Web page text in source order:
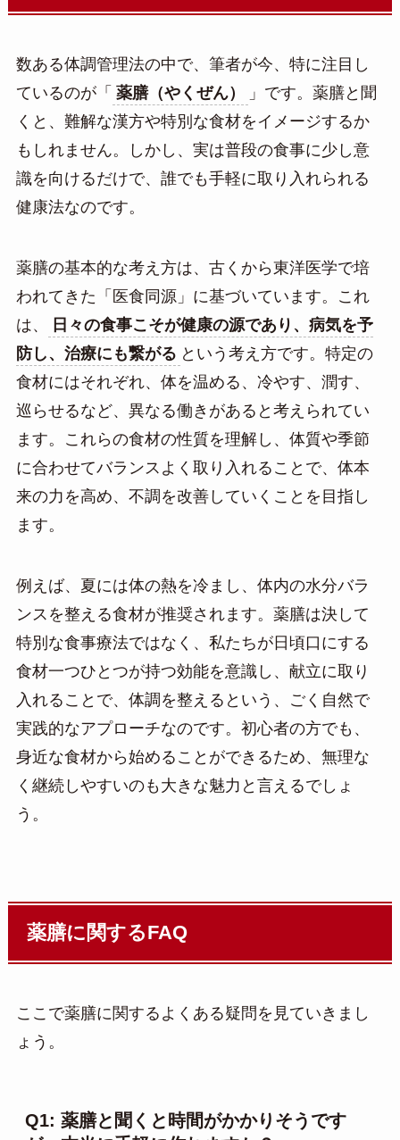
数ある体調管理法の中で、筆者が今、特に注目し
ているのが「 薬膳（やくぜん）
」です。薬膳と聞
くと、難解な漢方や特別な食材をイメージするか
もしれません。しかし、実は普段の食事に少し意
識を向けるだけで、誰でも手軽に取り入れられる
健康法なのです。
薬膳の基本的な考え方は、古くから東洋医学で培
われてきた「医食同源」に基づいています。これ
は、
日々の食事こそが健康の源であり、病気を予
防し、治療にも繋がる という考え方です。特定の
食材にはそれぞれ、体を温める、冷やす、潤す、
巡らせるなど、異なる働きがあると考えられてい
ます。これらの食材の性質を理解し、体質や季節
に合わせてバランスよく取り入れることで、体本
来の力を高め、不調を改善していくことを目指し
ます。
例えば、夏には体の熱を冷まし、体内の水分バラ
ンスを整える食材が推奨されます。薬膳は決して
特別な食事療法ではなく、私たちが日頃口にする
食材一つひとつが持つ効能を意識し、献立に取り
入れることで、体調を整えるという、ごく自然で
実践的なアプローチなのです。初心者の方でも、
身近な食材から始めることができるため、無理な
く継続しやすいのも大きな魅力と言えるでしょ
う。
薬膳に関するFAQ
ここで薬膳に関するよくある疑問を見ていきまし
ょう。
Q1: 薬膳と聞くと時間がかかりそうです